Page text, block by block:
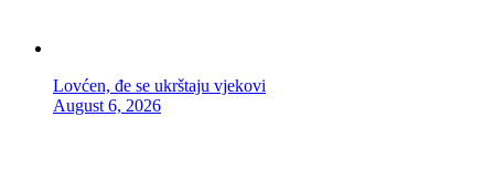
Lovćen, đe se ukrštaju vjekovi
August 6, 2026